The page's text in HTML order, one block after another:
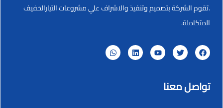
.تقوم الشركة بتصميم وتنفيذ والاشراف علي مشروعات التيارالخفيف
المتكاملة.
تواصل معنا